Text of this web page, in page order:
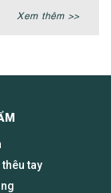
Xem thêm >>
thêu tay